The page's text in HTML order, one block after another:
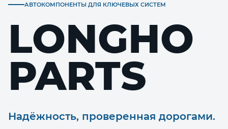
АВТОКОМПОНЕНТЫ ДЛЯ КЛЮЧЕВЫХ СИСТЕМ
LONGHO
PARTS
Надёжность, проверенная дорогами.